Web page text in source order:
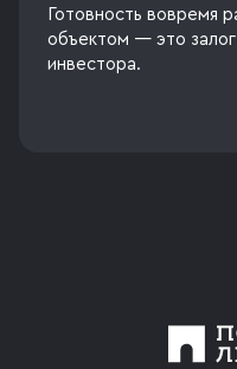
Готовность вовремя
объектом — это
инвестора.